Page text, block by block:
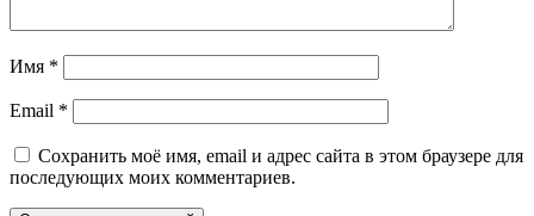
Имя *
Email *
Сохранить моё имя, email и адрес сайта в этом браузере для
последующих моих комментариев.